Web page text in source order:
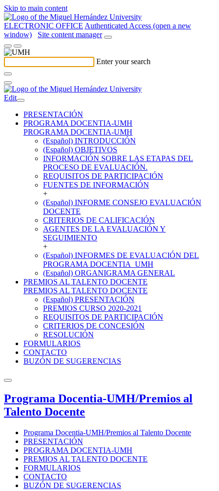
Skip to main content
ELECTRONIC OFFICE Authenticated Access (open a new
window)
Site content manager
Enter your search
Edit
PRESENTACIÓN
PROGRAMA DOCENTIA-UMH
PROGRAMA DOCENTIA-UMH
(Español) INTRODUCCIÓN
(Español) OBJETIVOS
INFORMACIÓN SOBRE LAS ETAPAS DEL
PROCESO DE EVALUACIÓN.
REQUISITOS DE PARTICIPACIÓN
FUENTES DE INFORMACIÓN
+
(Español) INFORME CONSEJO EVALUACIÓN
DOCENTE
CRITERIOS DE CALIFICACIÓN
AGENTES DE LA EVALUACIÓN Y
SEGUIMIENTO
+
(Español) INFORMES DE EVALUACIÓN DEL
PROGRAMA DOCENTIA_UMH
(Español) ORGANIGRAMA GENERAL
PREMIOS AL TALENTO DOCENTE
PREMIOS AL TALENTO DOCENTE
(Español) PRESENTACIÓN
PREMIOS CURSO 2020-2021
REQUISITOS DE PARTICIPACIÓN
CRITERIOS DE CONCESIÓN
RESOLUCIÓN
FORMULARIOS
CONTACTO
BUZÓN DE SUGERENCIAS
Programa Docentia-UMH/Premios al
Talento Docente
Programa Docentia-UMH/Premios al Talento Docente
PRESENTACIÓN
PROGRAMA DOCENTIA-UMH
PREMIOS AL TALENTO DOCENTE
FORMULARIOS
CONTACTO
BUZÓN DE SUGERENCIAS